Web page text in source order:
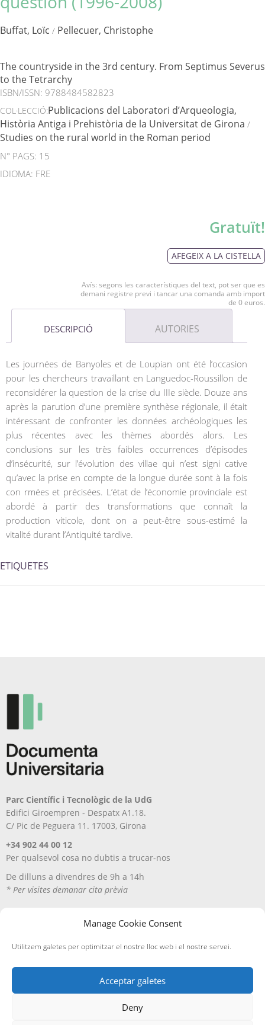
Manage Cookie Consent
Utilitzem galetes per optimitzar el nostre lloc web i el nostre servei.
Acceptar galetes
Deny
Buffat, Loïc / Pellecuer, Christophe
The countryside in the 3rd century. From Septimus Severus
to the Tetrarchy
ISBN/ISSN: 9788484582823
COL·LECCIÓ:Publicacions del Laboratori d’Arqueologia,
Història Antiga i Prehistòria de la Universitat de Girona /
Studies on the rural world in the Roman period
N° PAGS: 15
IDIOMA: FRE
Gratuït!
AFEGEIX A LA CISTELLA
Avís: segons les característiques del text, pot ser que es
demani registre previ i tancar una comanda amb import
de 0 euros.
DESCRIPCIÓ AUTORIES
Les journées de Banyoles et de Loupian ont été l’occasion
pour les chercheurs travaillant en Languedoc-Roussillon de
reconsidérer la question de la crise du IIIe siècle. Douze ans
après la parution d’une première synthèse régionale, il était
intéressant de confronter les données archéologiques les
plus récentes avec les thèmes abordés alors. Les
conclusions sur les très faibles occurrences d’épisodes
d’insécurité, sur l’évolution des villae qui n’est signi cative
qu’avec la prise en compte de la longue durée sont à la fois
con rmées et précisées. L’état de l’économie provinciale est
abordé à partir des transformations que connaît la
production viticole, dont on a peut-être sous-estimé la
vitalité durant l’Antiquité tardive.
ETIQUETES
Parc Científic i Tecnològic de la UdG
Edifici Giroempren - Despatx A1.18.
C/ Pic de Peguera 11. 17003, Girona
+34 902 44 00 12
Per qualsevol cosa no dubtis a trucar-nos
De dilluns a divendres de 9h a 14h
* Per visites demanar cita prèvia
Política de privacitat Política de cookies